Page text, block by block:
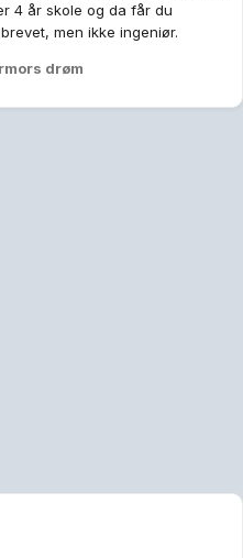
4 år skole og da får du
men ikke ingeniør.
drøm